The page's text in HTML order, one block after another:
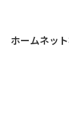
ホームネッ